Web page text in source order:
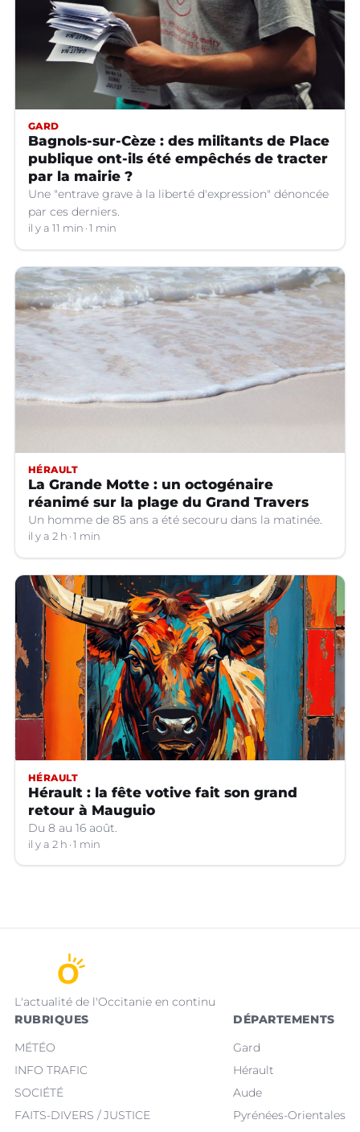
GARD
Bagnols-sur-Cèze : des militants de Place
publique ont-ils été empêchés de tracter
par la mairie ?
Une "entrave grave à la liberté d'expression" dénoncée
par ces derniers.
il y a 11 min 1 min
HÉRAULT
La Grande Motte : un octogénaire
réanimé sur la plage du Grand Travers
Un homme de 85 ans a été secouru dans la matinée.
il y a 2 h 1 min
HÉRAULT
Hérault : la fête votive fait son grand
retour à Mauguio
Du 8 au 16 août.
il y a 2 h 1 min
L'actualité de l'Occitanie en continu
RUBRIQUES
MÉTÉO
INFO TRAFIC
SOCIÉTÉ
FAITS-DIVERS / JUSTICE
DÉPARTEMENTS
Gard
Hérault
Aude
Pyrénées-Orientales